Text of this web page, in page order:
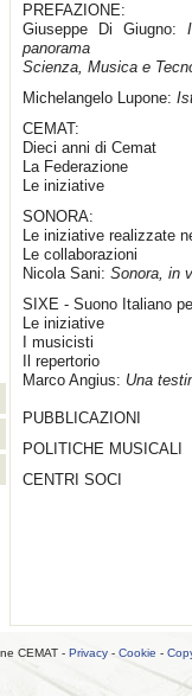
PREFAZIONE:
Giuseppe Di Giugno:
panorama
Scienza, Musica e
Michelangelo Lupone:
CEMAT:
Dieci anni di Cemat
La Federazione
Le iniziative
SONORA:
Le iniziative realizzate
Le collaborazioni
Nicola Sani: Sonora, in
SIXE - Suono Italiano
Le iniziative
I musicisti
Il repertorio
Marco Angius: Una
PUBBLICAZIONI
POLITICHE MUSICALI
CENTRI SOCI
CEMAT - Privacy - Cookie -